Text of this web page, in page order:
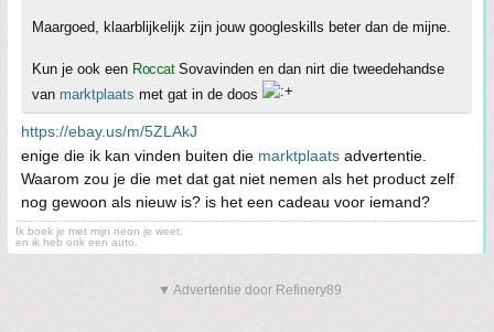
Maargoed, klaarblijkelijk zijn jouw googleskills beter dan de mijne.
Kun je ook een RoccatSovavinden en dan nirt die tweedehandse
van marktplaats met gat in de doos
https://ebay.us/m/5ZLAkJ
enige die ik kan vinden buiten die marktplaats advertentie.
Waarom zou je die met dat gat niet nemen als het product zelf
nog gewoon als nieuw is? is het een cadeau voor iemand?
Ik boek je met mijn neon je weet.
en ik heb ook een auto.
▼ Advertentie door Refinery89